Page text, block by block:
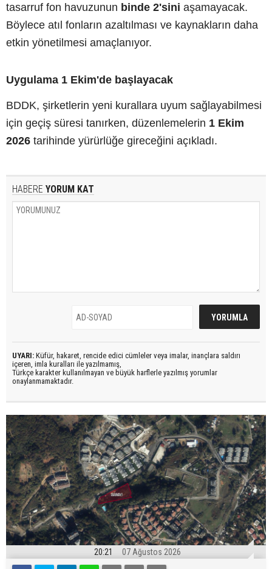
tasarruf fon havuzunun binde 2'sini aşamayacak.
Böylece atıl fonların azaltılması ve kaynakların daha
etkin yönetilmesi amaçlanıyor.
Uygulama 1 Ekim'de başlayacak
BDDK, şirketlerin yeni kurallara uyum sağlayabilmesi
için geçiş süresi tanırken, düzenlemelerin 1 Ekim
2026 tarihinde yürürlüğe gireceğini açıkladı.
HABERE YORUM KAT
UYARI: Küfür, hakaret, rencide edici cümleler veya imalar, inançlara saldırı
içeren, imla kuralları ile yazılmamış,
Türkçe karakter kullanılmayan ve büyük harflerle yazılmış yorumlar
onaylanmamaktadır.
20:21 07 Ağustos 2026